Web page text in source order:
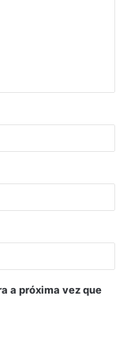
a próxima vez que